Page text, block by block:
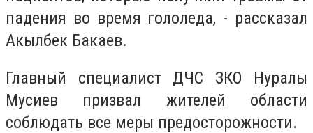
падения во время гололеда, - рассказал
Акылбек Бакаев.
Главный специалист ДЧС ЗКО Нуралы
Мусиев призвал жителей области
соблюдать все меры предосторожности.